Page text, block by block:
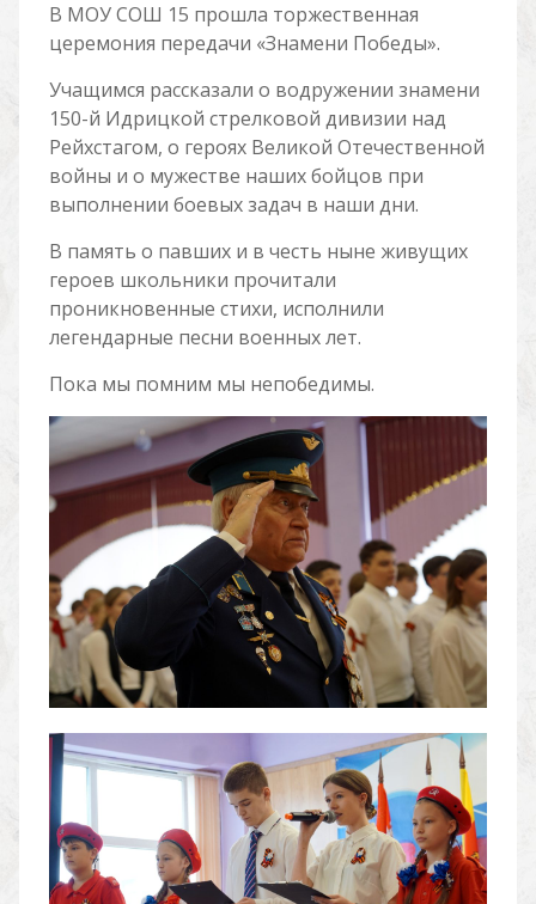
В МОУ СОШ 15 прошла торжественная
церемония передачи «Знамени Победы».
Учащимся рассказали о водружении знамени
150-й Идрицкой стрелковой дивизии над
Рейхстагом, о героях Великой Отечественной
войны и о мужестве наших бойцов при
выполнении боевых задач в наши дни.
В память о павших и в честь ныне живущих
героев школьники прочитали
проникновенные стихи, исполнили
легендарные песни военных лет.
Пока мы помним мы непобедимы.